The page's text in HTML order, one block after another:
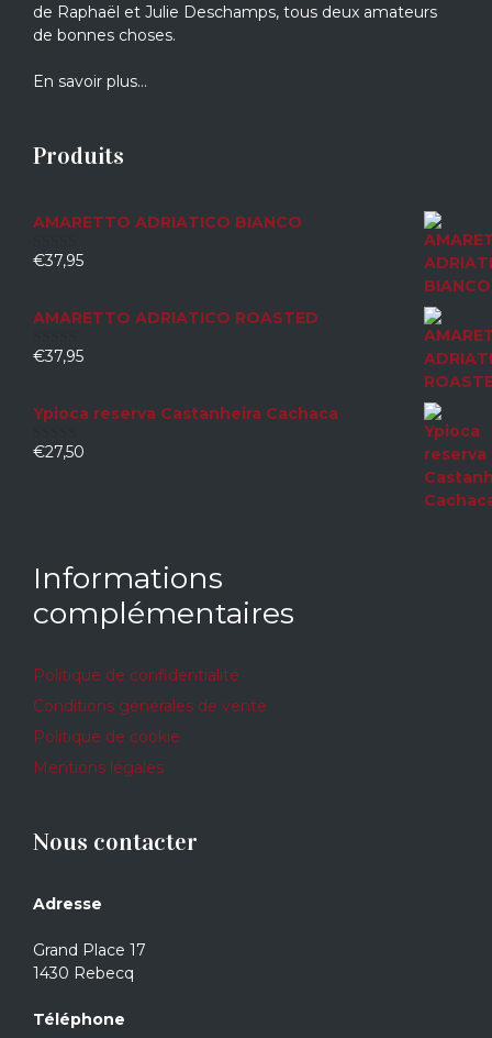
de Raphaël et Julie Deschamps, tous deux amateurs
de bonnes choses.
En savoir plus…
Produits
AMARETTO ADRIATICO BIANCO
0
€37,95
AMARETTO ADRIATICO ROASTED
0
€37,95
Ypioca reserva Castanheira Cachaca
0
€27,50
Informations
complémentaires
Politique de confidentialité
Conditions générales de vente
Politique de cookie
Mentions légales
Nous contacter
Adresse
Grand Place 17
1430 Rebecq
Téléphone